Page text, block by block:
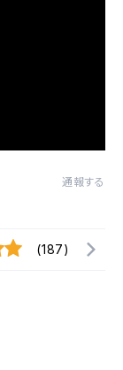
通報する
(187)